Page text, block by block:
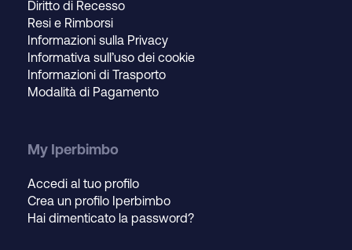
Diritto di Recesso
Resi e Rimborsi
Informazioni sulla Privacy
Informativa sull’uso dei cookie
Informazioni di Trasporto
Modalità di Pagamento
My Iperbimbo
Accedi al tuo profilo
Crea un profilo Iperbimbo
Hai dimenticato la password?